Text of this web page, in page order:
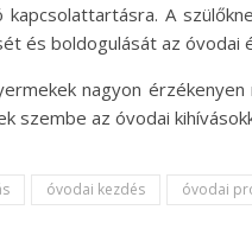
A
és boldogulását az óvodai
nagyon érzékenyen
szembe az óvodai
óvodai kezdés óvodai